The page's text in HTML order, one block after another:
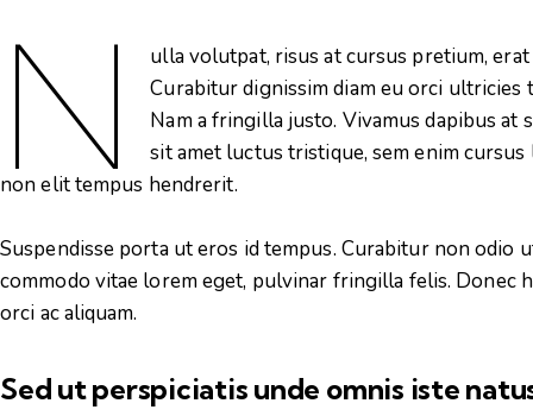
N
ulla volutpat, risus at cursus pretium,
Curabitur dignissim diam eu orci
Nam a fringilla justo. Vivamus dapibus
sit amet luctus tristique, sem enim
non elit tempus hendrerit.
Suspendisse porta ut eros id tempus. Curabitur non odio
commodo vitae lorem eget, pulvinar fringilla felis. Donec
orci ac aliquam.
Sed ut perspiciatis unde omnis iste